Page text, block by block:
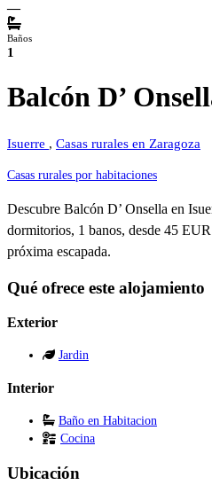
—
Baños
1
Balcón D’
Isuerre , Casas rurales en Zaragoza
Casas rurales por habitaciones
Descubre Balcón D’ Onsella en
dormitorios, 1 banos, desde 45
próxima escapada.
Qué ofrece este alojamiento
Exterior
Jardin
Interior
Baño en Habitacion
Cocina
Ubicación